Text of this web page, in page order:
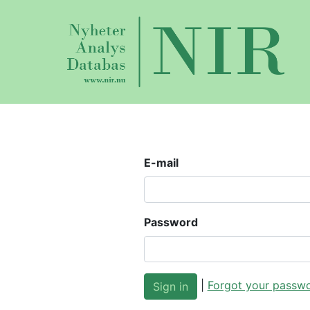
E-mail
Password
Forgot your